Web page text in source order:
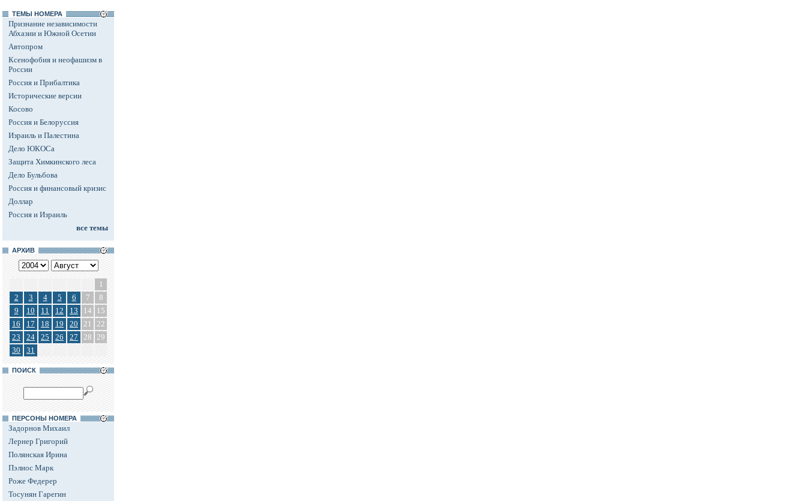
ТЕМЫ НОМЕРА
Признание независимости
Абхазии и Южной Осетии
Автопром
Ксенофобия и неофашизм в
России
Россия и Прибалтика
Исторические версии
Косово
Россия и Белоруссия
Израиль и Палестина
Дело ЮКОСа
Защита Химкинского леса
Дело Бульбова
Россия и финансовый кризис
Доллар
Россия и Израиль
все темы
АРХИВ
1
2
3 4 5 6 7
8
9
10 11 12 13 14
15
16
17 18 19 20 21
22
23
24 25 26 27 28 29
30
31
ПОИСК
ПЕРСОНЫ НОМЕРА
Задорнов Михаил
Лернер Григорий
Полянская Ирина
Пэлиос Марк
Роже Федерер
Тосунян Гарегин